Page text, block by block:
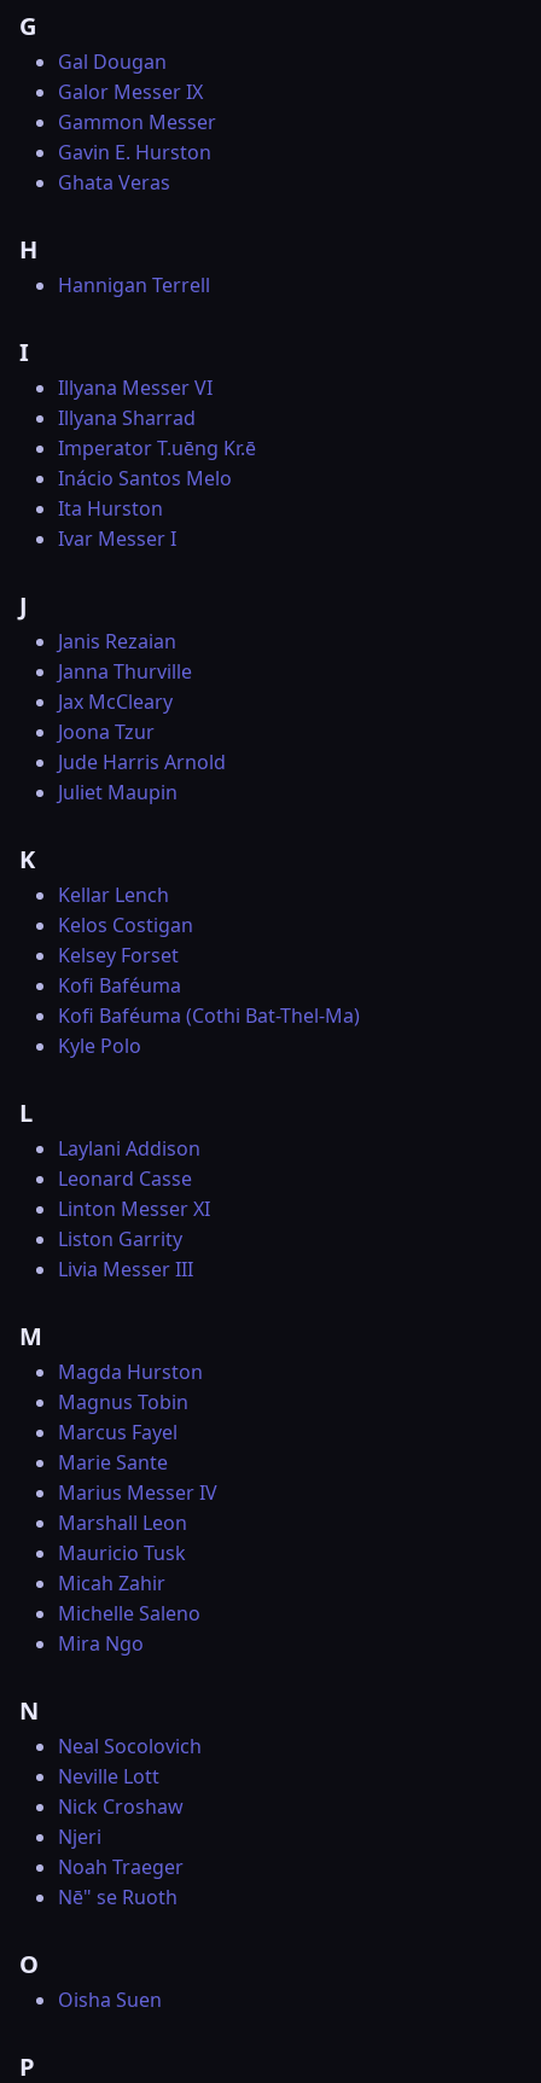
G
Gal Dougan
Galor Messer IX
Gammon Messer
Gavin E. Hurston
Ghata Veras
H
Hannigan Terrell
I
Illyana Messer VI
Illyana Sharrad
Imperator T.uēng Kr.ē
Inácio Santos Melo
Ita Hurston
Ivar Messer I
J
Janis Rezaian
Janna Thurville
Jax McCleary
Joona Tzur
Jude Harris Arnold
Juliet Maupin
K
Kellar Lench
Kelos Costigan
Kelsey Forset
Kofi Baféuma
Kofi Baféuma (Cothi Bat-Thel-Ma)
Kyle Polo
L
Laylani Addison
Leonard Casse
Linton Messer XI
Liston Garrity
Livia Messer III
M
Magda Hurston
Magnus Tobin
Marcus Fayel
Marie Sante
Marius Messer IV
Marshall Leon
Mauricio Tusk
Micah Zahir
Michelle Saleno
Mira Ngo
N
Neal Socolovich
Neville Lott
Nick Croshaw
Njeri
Noah Traeger
Nē" se Ruoth
O
Oisha Suen
P